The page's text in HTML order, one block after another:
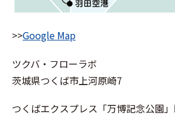
>>Google Map
ツクバ・フローラボ
茨城県つくば市上河原崎7
つくばエクスプレス「万博記念公園